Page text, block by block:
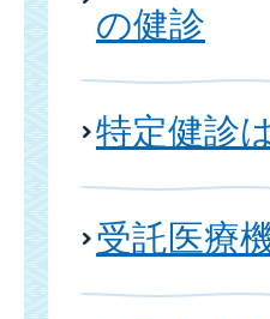
の健診
特定健診
受託医療